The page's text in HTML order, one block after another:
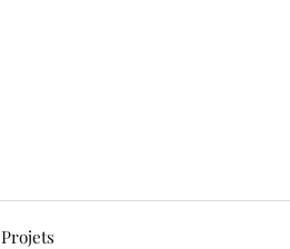
Projets